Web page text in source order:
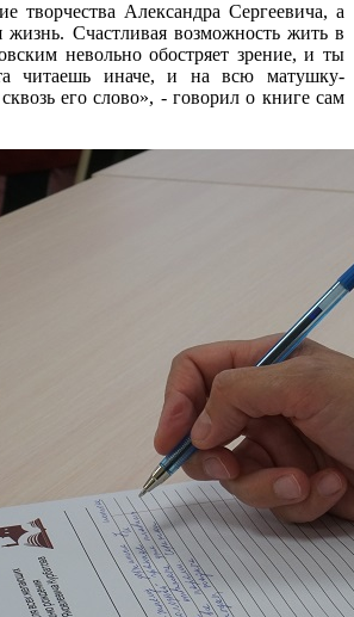
творчества Александра Сергеевича, а
жизнь. Счастливая возможность жить в
невольно обостряет зрение, и ты
читаешь иначе, и на всю матушку-
его слово», - говорил о книге сам